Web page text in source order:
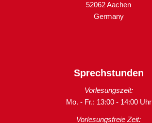
52062 Aachen
Germany
Sprechstunden
Vorlesungszeit:
Mo. - Fr.: 13:00 - 14:00 Uhr
Vorlesungsfreie Zeit: